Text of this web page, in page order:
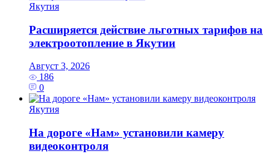
Якутия
Расширяется действие льготных тарифов на
электроотопление в Якутии
Август 3, 2026
186
0
Якутия
На дороге «Нам» установили камеру
видеоконтроля